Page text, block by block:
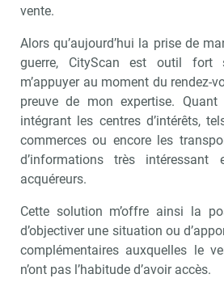
vente.
Alors qu’aujourd’hui la prise de
guerre, CityScan est outil fort
m’appuyer au moment du rendez-
preuve de mon expertise.
intégrant les centres d’intérêts,
commerces ou encore les
d’informations très
acquéreurs.
Cette solution m’offre ainsi la
d’objectiver une situation ou
complémentaires auxquelles le
n’ont pas l’habitude d’avoir accès.